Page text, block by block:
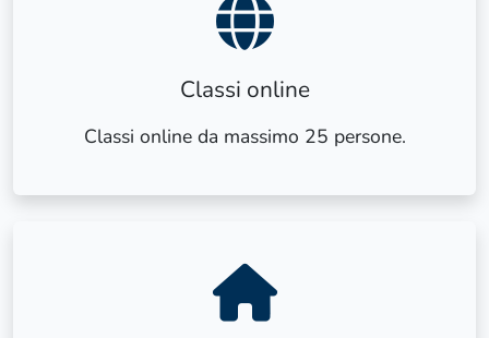
Classi online
Classi online da massimo 25 persone.